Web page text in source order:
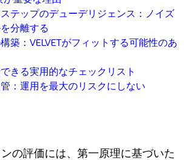
テップのデューデリジェンス：ノイズ
分離する
築：VELVETがフィットする可能性のあ
きる実用的なチェックリスト
：運用を最大のリスクにしない
の評価には、第一原理に基づいた